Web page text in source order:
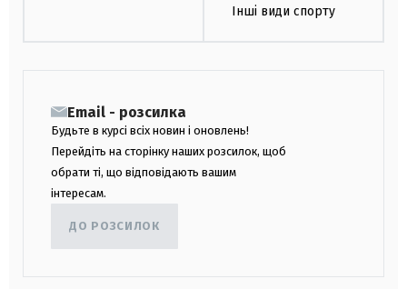
Інші види спорту
Email - розсилка
Будьте в курсі всіх новин і оновлень!
Перейдіть на сторінку наших розсилок, щоб
обрати ті, що відповідають вашим
інтересам.
ДО РОЗСИЛОК